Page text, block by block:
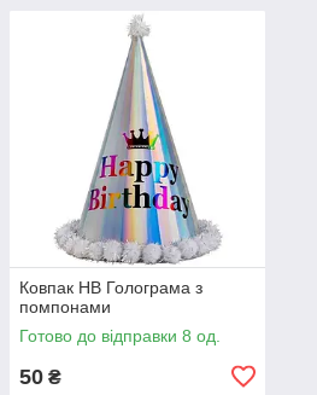
Ковпак HB Голограма з
помпонами
Готово до відправки 8 од.
50 ₴